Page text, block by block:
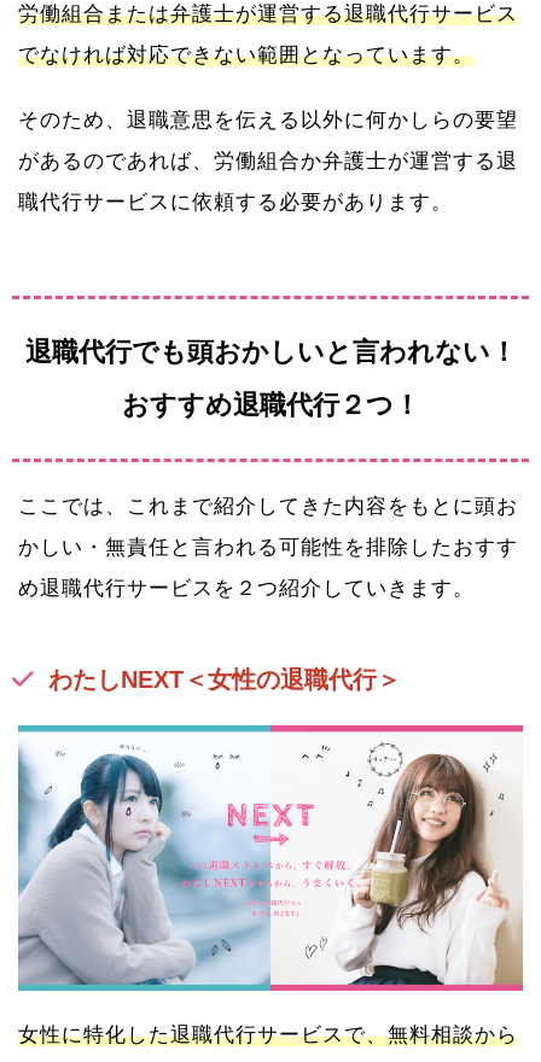
労働組合または弁護士が運営する退職代行サービス
でなければ対応できない範囲となっています。
そのため、退職意思を伝える以外に何かしらの要望
があるのであれば、労働組合か弁護士が運営する退
職代行サービスに依頼する必要があります。
退職代行でも頭おかしいと言われない！
おすすめ退職代行２つ！
ここでは、これまで紹介してきた内容をもとに頭お
かしい・無責任と言われる可能性を排除したおすす
め退職代行サービスを２つ紹介していきます。
わたしNEXT＜女性の退職代行＞
女性に特化した退職代行サービスで、無料相談から